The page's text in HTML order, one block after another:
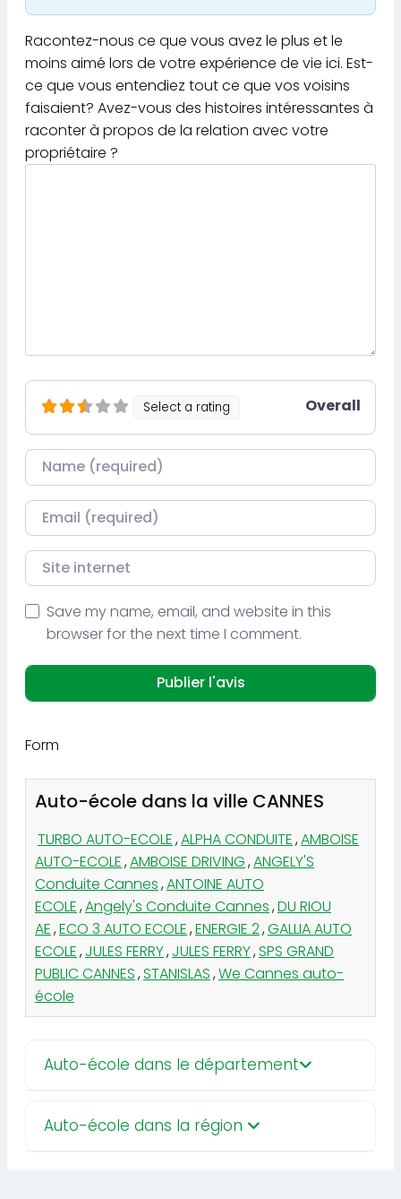
Racontez-nous ce que vous avez le plus et le
moins aimé lors de votre expérience de vie ici. Est-
ce que vous entendiez tout ce que vos voisins
faisaient? Avez-vous des histoires intéressantes à
raconter à propos de la relation avec votre
propriétaire ?
Select a rating Overall
Nom
Courriel
Site internet
Save my name, email, and website in this
browser for the next time I comment.
Form
Auto-école dans la ville CANNES
TURBO AUTO-ECOLE,ALPHA CONDUITE,AMBOISE
AUTO-ECOLE,AMBOISE DRIVING,ANGELY'S
Conduite Cannes,ANTOINE AUTO
ECOLE,Angely's Conduite Cannes,DU RIOU
AE,ECO 3 AUTO ECOLE,ENERGIE 2,GALLIA AUTO
ECOLE,JULES FERRY,JULES FERRY,SPS GRAND
PUBLIC CANNES,STANISLAS,We Cannes auto-
école
Auto-école dans le département
Auto-école dans la région